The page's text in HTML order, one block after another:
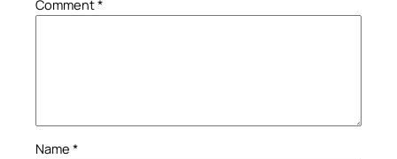
Comment*
Name *